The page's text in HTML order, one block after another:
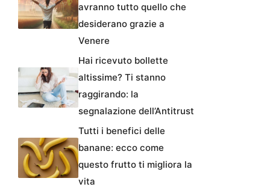
avranno tutto quello che
desiderano grazie a
Venere
Hai ricevuto bollette
altissime? Ti stanno
raggirando: la
segnalazione dell’Antitrust
Tutti i benefici delle
banane: ecco come
questo frutto ti migliora la
vita